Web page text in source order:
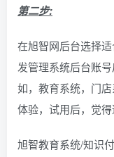
第二步:
在旭智网后台选择
发管理系统后台账
如，教育系统，门
体验，试用后，觉得
旭智教育系统/知识